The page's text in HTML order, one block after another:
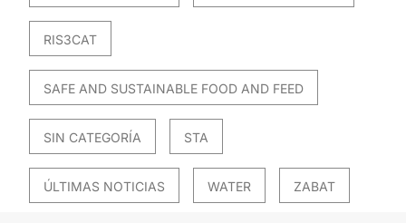
RIS3CAT
SAFE AND SUSTAINABLE FOOD AND FEED
SIN CATEGORÍA STA
ÚLTIMAS NOTICIAS WATER ZABAT